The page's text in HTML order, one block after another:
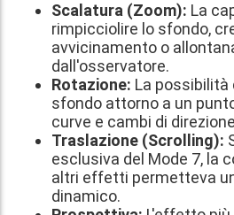
Scalatura (Zoom): La
rimpicciolire lo sfondo,
avvicinamento o
dall'osservatore.
Rotazione: La possibilità
sfondo attorno a un
curve e cambi di
Traslazione (Scrolling):
esclusiva del Mode 7, la
altri effetti permetteva
dinamico.